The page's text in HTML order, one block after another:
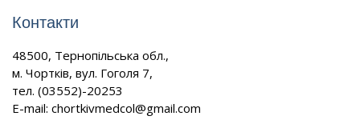
Контакти
48500, Тернопільська обл.,
м. Чортків, вул. Гоголя 7,
тел. (03552)-20253
E-mail: chortkivmedcol@gmail.com